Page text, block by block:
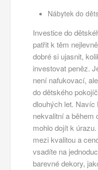
Nábytek do
Investice do
patřit k těm
dobré si ujasnit,
investovat peněz.
není nafukovací,
do dětského
dlouhých let. Navíc
nekvalitní a během
mohlo dojít k
mezi kvalitou a
vsadíte na
barevné dekory,